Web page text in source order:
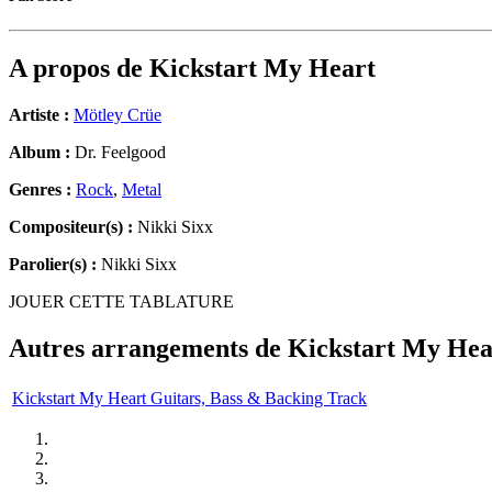
A propos de Kickstart My Heart
Artiste : Mötley Crüe
Album : Dr. Feelgood
Genres : Rock, Metal
Compositeur(s) : Nikki Sixx
Parolier(s) : Nikki Sixx
JOUER CETTE TABLATURE
Autres arrangements de Kickstart My
Kickstart My Heart Guitars, Bass & Backing Track